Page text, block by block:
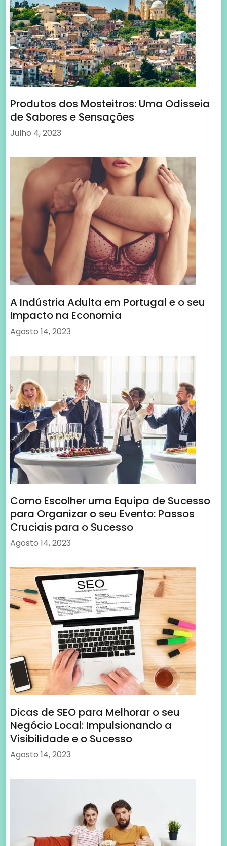
Julho 4, 2023
A Indústria Adulta em Portugal e o seu
Impacto na Economia
Agosto 14, 2023
Como Escolher uma Equipa de Sucesso
para Organizar o seu Evento: Passos
Cruciais para o Sucesso
Agosto 14, 2023
Dicas de SEO para Melhorar o seu
Negócio Local: Impulsionando a
Visibilidade e o Sucesso
Agosto 14, 2023
A Tecnologia CCcam: Melhor Experiência
de Ver Televisão
Setembro 3, 2023